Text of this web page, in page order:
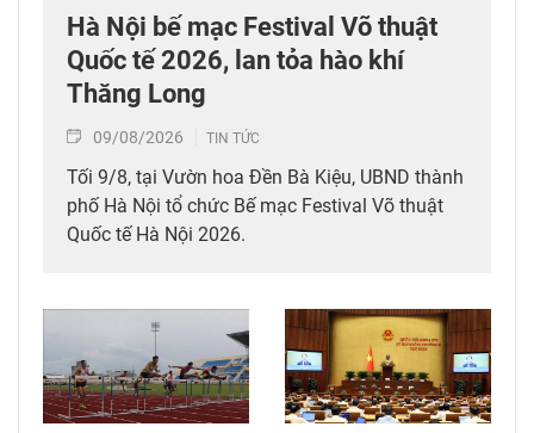
Hà Nội bế mạc Festival Võ thuật
Quốc tế 2026, lan tỏa hào khí
Thăng Long
09/08/2026 TIN TỨC
Tối 9/8, tại Vườn hoa Đền Bà Kiệu, UBND thành
phố Hà Nội tổ chức Bế mạc Festival Võ thuật
Quốc tế Hà Nội 2026.